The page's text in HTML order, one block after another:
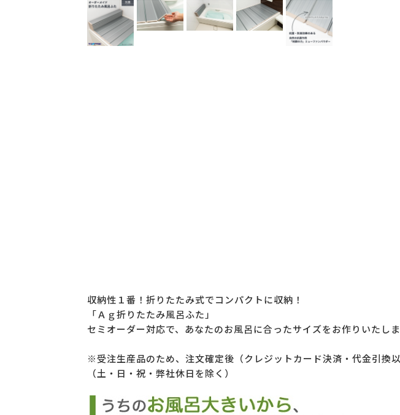
収納性１番！折りたたみ式でコンパクトに収納！
「Ａｇ折りたたみ風呂ふた」
セミオーダー対応で、あなたのお風呂に合ったサイズをお作りいたしま
※受注生産品のため、注文確定後（クレジットカード決済・代金引換
（土・日・祝・弊社休日を除く）